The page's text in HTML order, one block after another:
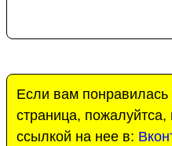
Если вам понравилась
страница, пожалуйтса,
ссылкой на нее в: